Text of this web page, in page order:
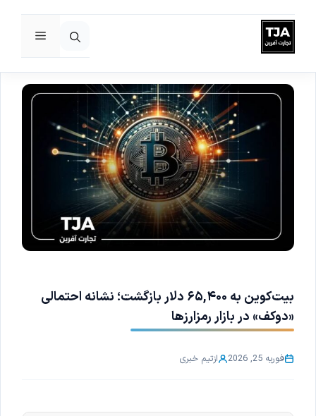
پرش
به
محتوا
فهرست
بیت‌کوین به ۶۵,۴۰۰ دلار بازگشت؛ نشانه احتمالی
«دوکف» در بازار رمزارزها
فوریه 25, 2026 ازتیم خبری